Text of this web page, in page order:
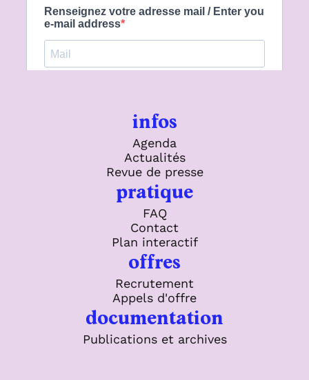
infos
Agenda
Actualités
Revue de presse
pratique
FAQ
Contact
Plan interactif
offres
Recrutement
Appels d'offre
documentation
Publications et archives